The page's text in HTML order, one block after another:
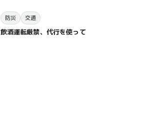
防災 交通
飲酒運転厳禁、代行を使って